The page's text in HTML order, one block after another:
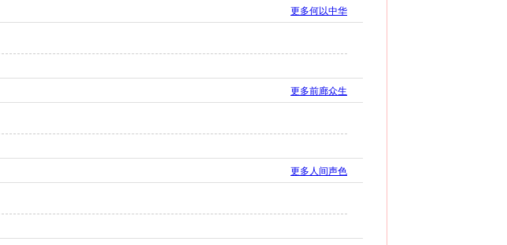
更多何以中华
更多前廊众生
更多人间声色